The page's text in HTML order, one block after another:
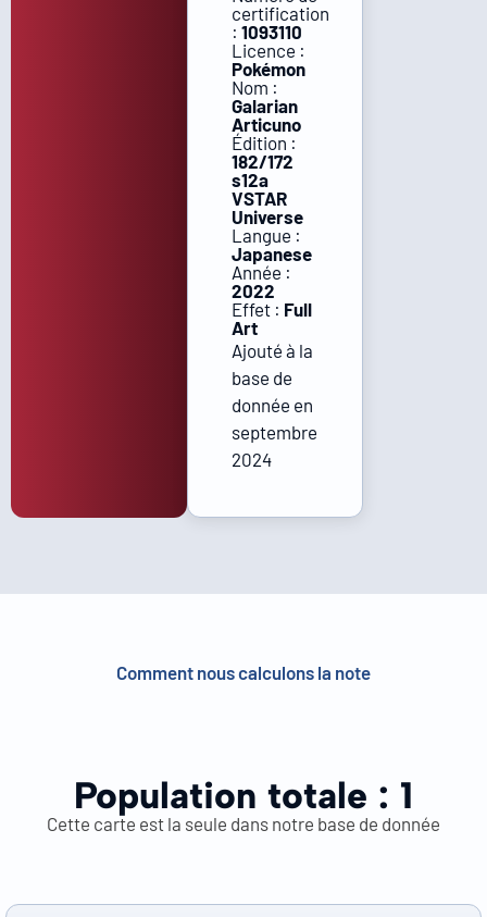
certification
: 1093110
Licence :
Pokémon
Nom :
Galarian
Articuno
Édition :
182/172
s12a
VSTAR
Universe
Langue :
Japanese
Année :
2022
Effet : Full
Art
Ajouté à la
base de
donnée en
septembre
2024
Comment nous calculons la note
Population totale : 1
Cette carte est la seule dans notre base de donnée